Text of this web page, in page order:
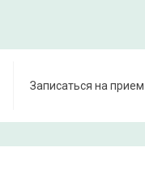
Записаться на прием